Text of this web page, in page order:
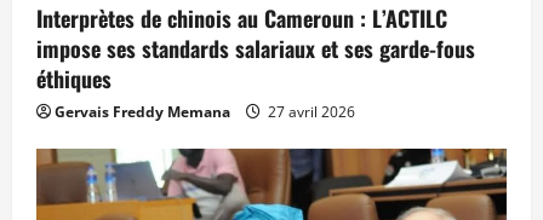
Interprètes de chinois au Cameroun : L’ACTILC
impose ses standards salariaux et ses garde-fous
éthiques
Gervais Freddy Memana 27 avril 2026